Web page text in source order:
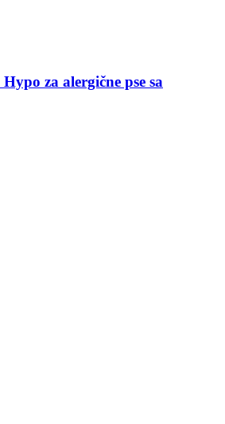
za alergične pse sa